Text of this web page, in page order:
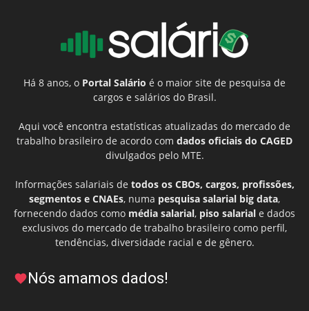
Há 8 anos, o Portal Salário é o maior site de pesquisa de
cargos e salários do Brasil.
Aqui você encontra estatísticas atualizadas do mercado de
trabalho brasileiro de acordo com dados oficiais do CAGED
divulgados pelo MTE.
Informações salariais de todos os CBOs, cargos, profissões,
segmentos e CNAEs, numa pesquisa salarial big data,
fornecendo dados como média salarial, piso salarial e dados
exclusivos do mercado de trabalho brasileiro como perfil,
tendências, diversidade racial e de gênero.
Nós amamos dados!